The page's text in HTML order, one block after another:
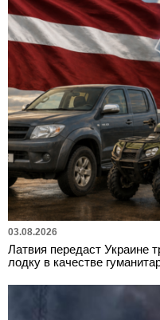
03.08.2026
Латвия передаст Украине
лодку в качестве